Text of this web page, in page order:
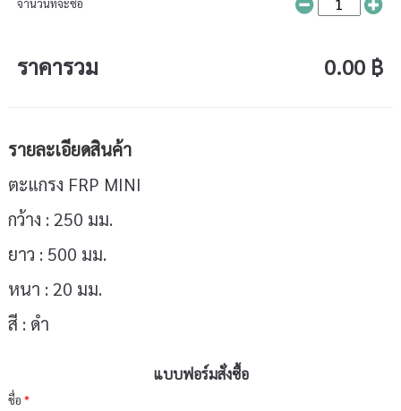
จำนวนที่จะซื้อ
ราคารวม 0.00 ฿
รายละเอียดสินค้า
ตะแกรง FRP MINI
กว้าง : 250 มม.
ยาว : 500 มม.
หนา : 20 มม.
สี : ดำ
แบบฟอร์มสั่งซื้อ
ชื่อ*